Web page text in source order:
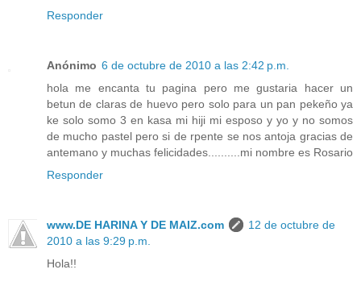
Responder
Anónimo 6 de octubre de 2010 a las 2:42 p.m.
hola me encanta tu pagina pero me gustaria hacer un
betun de claras de huevo pero solo para un pan pekeño ya
ke solo somo 3 en kasa mi hiji mi esposo y yo y no somos
de mucho pastel pero si de rpente se nos antoja gracias de
antemano y muchas felicidades..........mi nombre es Rosario
Responder
www.DE HARINA Y DE MAIZ.com
12 de octubre de
2010 a las 9:29 p.m.
Hola!!